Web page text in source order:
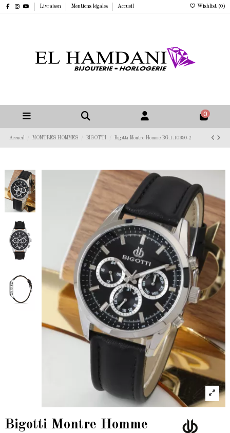
Livraison Mentions légales Accueil Wishlist (0 )
0
Accueil MONTRES HOMMES BIGOTTI Bigotti Montre Homme BG.1.10390-2
Bigotti Montre Homme